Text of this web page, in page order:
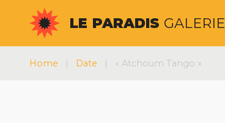
contenu
LE PARADIS GALERIE
Home | Date | « Atchoum Tango »